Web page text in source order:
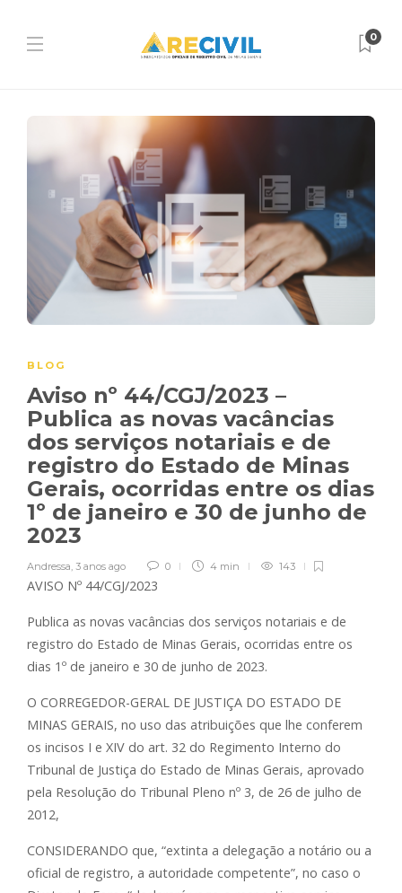
0
BLOG
Aviso nº 44/CGJ/2023 –
Publica as novas vacâncias
dos serviços notariais e de
registro do Estado de Minas
Gerais, ocorridas entre os dias
1º de janeiro e 30 de junho de
2023
Andressa 3 anos ago 0 4 min 143
AVISO Nº 44/CGJ/2023
Publica as novas vacâncias dos serviços notariais e de
registro do Estado de Minas Gerais, ocorridas entre os
dias 1º de janeiro e 30 de junho de 2023.
O CORREGEDOR-GERAL DE JUSTIÇA DO ESTADO DE
MINAS GERAIS, no uso das atribuições que lhe conferem
os incisos I e XIV do art. 32 do Regimento Interno do
Tribunal de Justiça do Estado de Minas Gerais, aprovado
pela Resolução do Tribunal Pleno nº 3, de 26 de julho de
2012,
CONSIDERANDO que, “extinta a delegação a notário ou a
oficial de registro, a autoridade competente”, no caso o